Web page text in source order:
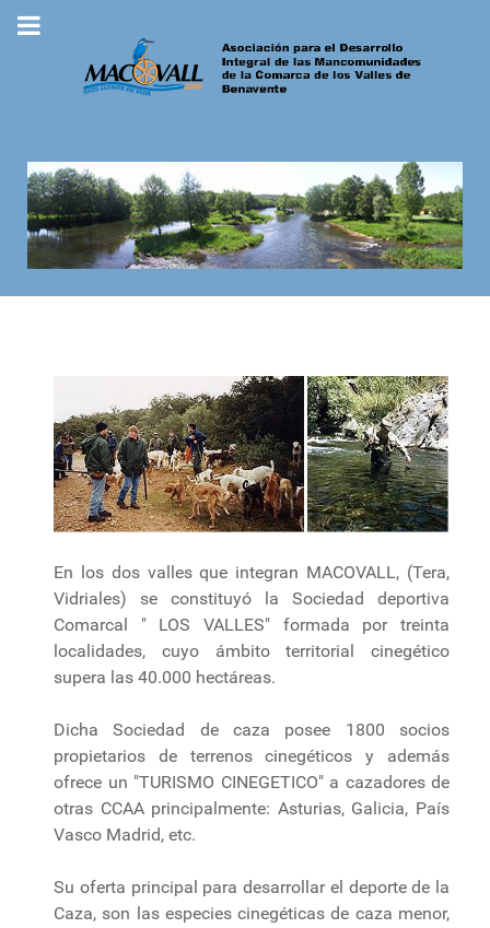
En los dos valles que integran MACOVALL, (Tera,
Vidriales) se constituyó la Sociedad deportiva
Comarcal " LOS VALLES" formada por treinta
localidades, cuyo ámbito territorial cinegético
supera las 40.000 hectáreas.
Dicha Sociedad de caza posee 1800 socios
propietarios de terrenos cinegéticos y además
ofrece un "TURISMO CINEGETICO" a cazadores de
otras CCAA principalmente: Asturias, Galicia, País
Vasco Madrid, etc.
Su oferta principal para desarrollar el deporte de la
Caza, son las especies cinegéticas de caza menor,